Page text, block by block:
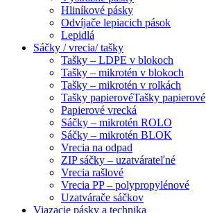
Hliníkové pásky
Odvíjače lepiacich pások
Lepidlá
Sáčky / vrecia/ tašky
Tašky – LDPE v blokoch
Tašky – mikrotén v blokoch
Tašky – mikrotén v rolkách
Tašky papierovéTašky papierové
Papierové vrecká
Sáčky – mikrotén ROLO
Sáčky – mikrotén BLOK
Vrecia na odpad
ZIP sáčky – uzatvárateľné
Vrecia rašlové
Vrecia PP – polypropylénové
Uzatvárače sáčkov
Viazacie pásky a technika